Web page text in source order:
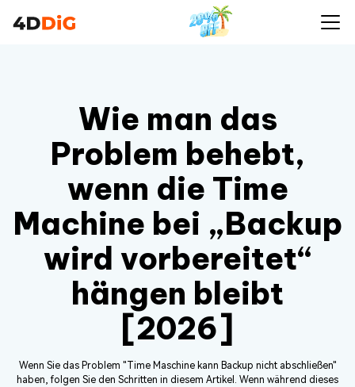
Wie man das
Problem behebt,
wenn die Time
Machine bei „Backup
wird vorbereitet“
hängen bleibt
[2026]
Wenn Sie das Problem "Time Maschine kann Backup nicht abschließen"
haben, folgen Sie den Schritten in diesem Artikel. Wenn während dieses